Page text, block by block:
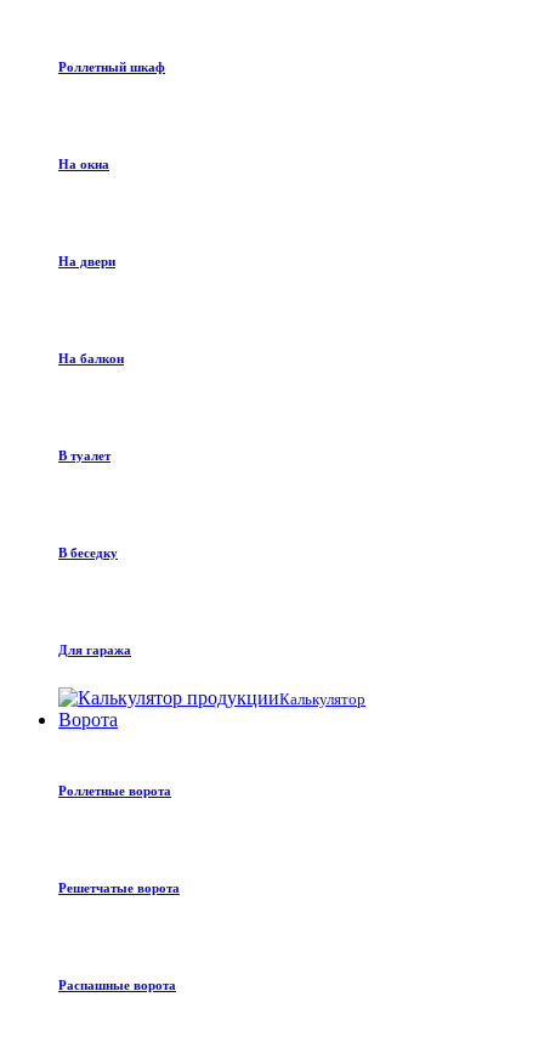
Роллетный шкаф
На окна
На двери
На балкон
В туалет
В беседку
Для гаража
Калькулятор
Ворота
Роллетные ворота
Решетчатые ворота
Распашные ворота